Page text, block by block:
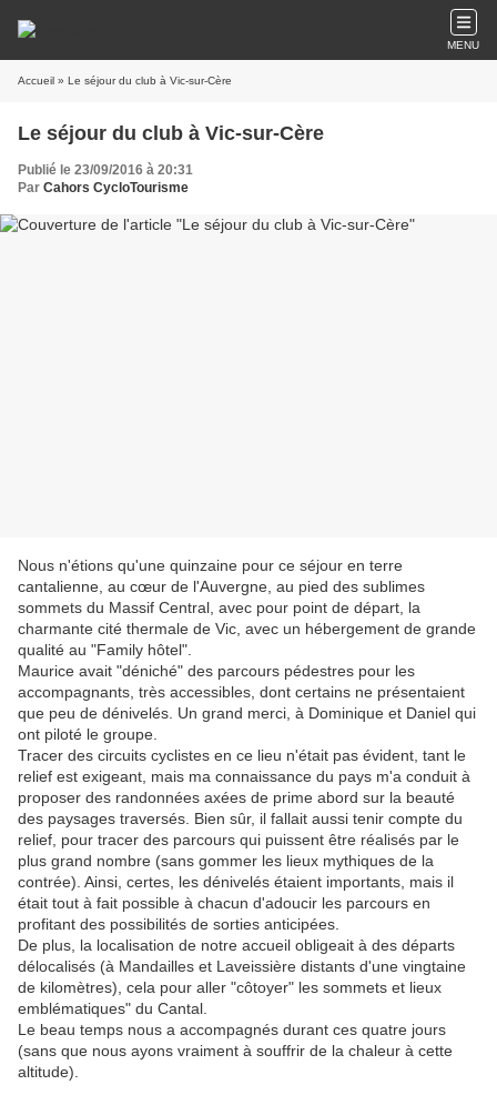
MENU
Accueil » Le séjour du club à Vic-sur-Cère
Le séjour du club à Vic-sur-Cère
Publié le 23/09/2016 à 20:31
Par Cahors CycloTourisme
Nous n'étions qu'une quinzaine pour ce séjour en terre
cantalienne, au cœur de l'Auvergne, au pied des sublimes
sommets du Massif Central, avec pour point de départ, la
charmante cité thermale de Vic, avec un hébergement de grande
qualité au "Family hôtel".
Maurice avait "déniché" des parcours pédestres pour les
accompagnants, très accessibles, dont certains ne présentaient
que peu de dénivelés. Un grand merci, à Dominique et Daniel qui
ont piloté le groupe.
Tracer des circuits cyclistes en ce lieu n'était pas évident, tant le
relief est exigeant, mais ma connaissance du pays m'a conduit à
proposer des randonnées axées de prime abord sur la beauté
des paysages traversés. Bien sûr, il fallait aussi tenir compte du
relief, pour tracer des parcours qui puissent être réalisés par le
plus grand nombre (sans gommer les lieux mythiques de la
contrée). Ainsi, certes, les dénivelés étaient importants, mais il
était tout à fait possible à chacun d'adoucir les parcours en
profitant des possibilités de sorties anticipées.
De plus, la localisation de notre accueil obligeait à des départs
délocalisés (à Mandailles et Laveissière distants d'une vingtaine
de kilomètres), cela pour aller "côtoyer" les sommets et lieux
emblématiques" du Cantal.
Le beau temps nous a accompagnés durant ces quatre jours
(sans que nous ayons vraiment à souffrir de la chaleur à cette
altitude).